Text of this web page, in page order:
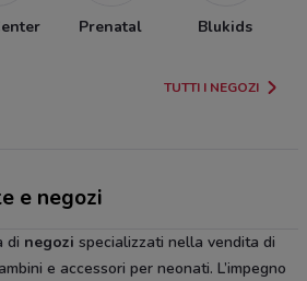
Prenatal Blukids
TUTTI I NEGOZI
e negozi
di negozi specializzati nella vendita di
e accessori per neonati. L’impegno